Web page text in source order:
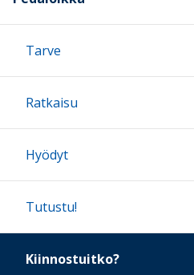
Tarve
Ratkaisu
Hyödyt
Tutustu!
Kiinnostuitko?